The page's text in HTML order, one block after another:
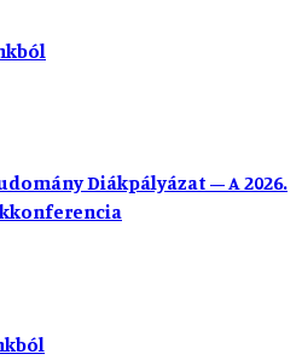
Diákpályázat – A 2026.